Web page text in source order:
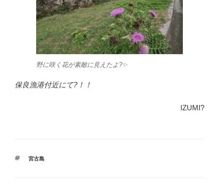
野に咲く花が素敵に見えたよ?✨
保良漁港付近にて?！！
IZUMI?
タ
宮古島